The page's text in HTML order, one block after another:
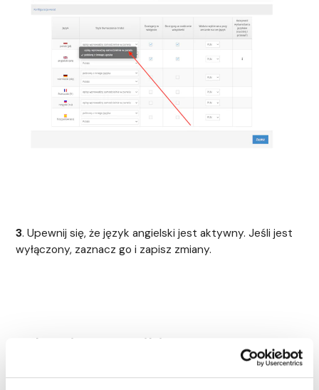
3. Upewnij się, że język angielski jest aktywny. Jeśli jest
wyłączony, zaznacz go i zapisz zmiany.
Edytuj znaczniki META
Po aktywacji języka angielskiego możesz wprowadzić